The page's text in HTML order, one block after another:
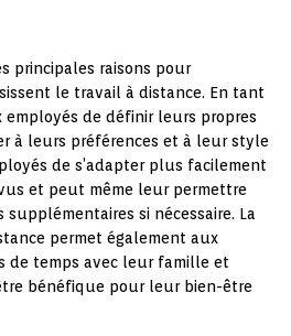
principales raisons pour
le travail à distance. En tant
de définir leurs propres
à leurs préférences et à leur style
de s’adapter plus facilement
et peut même leur permettre
supplémentaires si nécessaire. La
permet également aux
de temps avec leur famille et
bénéfique pour leur bien-être